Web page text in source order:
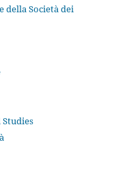
della Società dei
Studies